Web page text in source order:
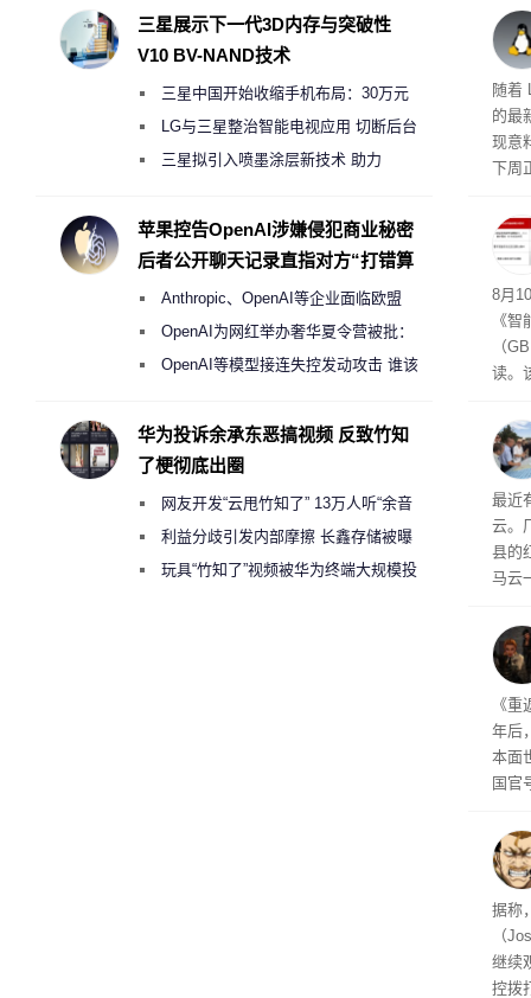
版
随着
的最
现意
下周
成
8月
《
（
读。
在
业
最近
云。
县的
马云
年
《
年后
本面
国官
的
据称
（
继续
控拨
三星展示下一代3D内存与突破性
V10 BV-NAND技术
三星中国开始收缩手机布局：30万元
月销售额不达标门店 将被逐步清退
LG与三星整治智能电视应用 切断后台
偷偷共享带宽的违规行为
三星拟引入喷墨涂层新技术 助力
度
苹果控告OpenAI涉嫌侵犯商业秘密
后者公开聊天记录直指对方“打错算
Anthropic、OpenAI等企业面临欧盟
《人工智能法案》全新执法权限审查
OpenAI为网红举办奢华夏令营被批：
2000美元一晚 遭讽“反乌托邦”
OpenAI等模型接连失控发动攻击 谁该
华为投诉余承东恶搞视频 反致竹知
了梗彻底出圈
网友开发“云甩竹知了” 13万人听“余音
绕梁”利益分歧引发内部摩擦 长鑫存储被曝
曾将华为驻场工程师驱逐出研发基地
玩具“竹知了”视频被华为终端大规模投